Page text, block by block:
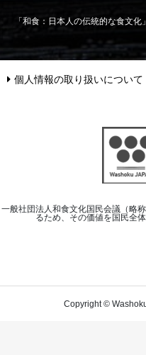
「和食：日本人の伝統的な食文
個人情報の取り扱いについて
一般社団法人和食文化国民会議（略
るため、その価値を国民全
Copyright ©